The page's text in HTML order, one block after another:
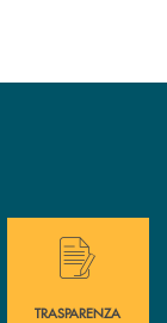
immediata?
Hai bisogno di
TRASPARENZA